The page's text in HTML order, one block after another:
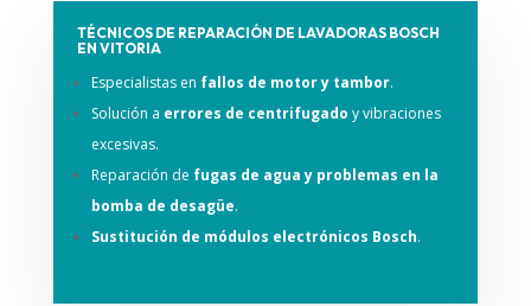
TÉCNICOS DE REPARACIÓN DE LAVADORAS BOSCH
EN VITORIA
Especialistas en fallos de motor y tambor.
Solución a errores de centrifugado y vibraciones
excesivas.
Reparación de fugas de agua y problemas en la
bomba de desagüe.
Sustitución de módulos electrónicos Bosch.